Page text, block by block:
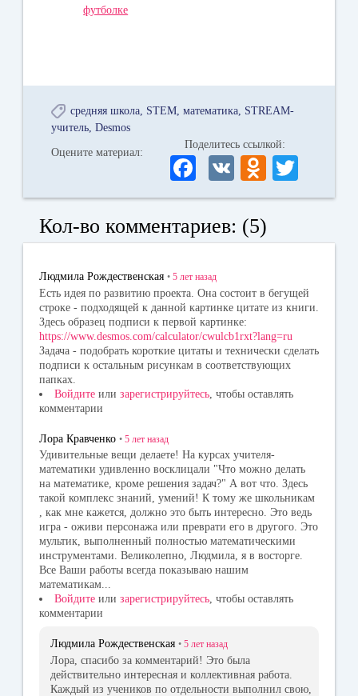
футболке
средняя школа STEM математика STREAM-
учитель Desmos
Оцените материал:
Поделитесь ссылкой:
Fa
ce
bo
ok
V
K
O
dn
la
ni
ki
wi
r
Кол-во комментариев: (5)
Людмила Рождественская • 5 лет назад
Есть идея по развитию проекта. Она состоит в бегущей
строке - подходящей к данной картинке цитате из книги.
Здесь образец подписи к первой картинке:
https://www.desmos.com/calculator/cwulcb1rxt?lang=ru
Задача - подобрать короткие цитаты и технически сделать
подписи к остальным рисункам в соответствующих
папках.
Войдите или зарегистрируйтесь , чтобы оставлять
комментарии
Лора Кравченко • 5 лет назад
Удивительные вещи делаете! На курсах учителя-
математики удивленно восклицали "Что можно делать
на математике, кроме решения задач?" А вот что. Здесь
такой комплекс знаний, умений! К тому же школьникам
, как мне кажется, должно это быть интересно. Это ведь
игра - оживи персонажа или преврати его в другого. Это
мультик, выполненный полностью математическими
инструментами. Великолепно, Людмила, я в восторге.
Все Ваши работы всегда показываю нашим
математикам...
Войдите или зарегистрируйтесь, чтобы оставлять
комментарии
Людмила Рождественская • 5 лет назад
Лора, спасибо за комментарий! Это была
действительно интересная и коллективная работа.
Каждый из учеников по отдельности выполнил свою,